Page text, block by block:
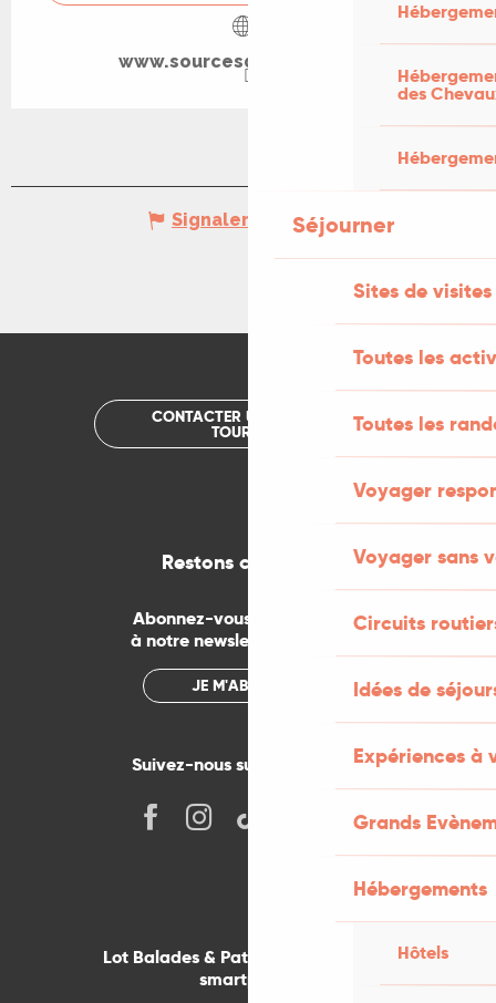
des
Séjourner
Sites de visites
Toutes les
Toutes les
Voyager
Voyager sans
Circuits
Idées de
Expériences à
Grands
Hébergements
Hôtels
www.sourcesdesagesses.fr
Signaler une erreur
CONTACTER UN OFFICE DE
TOURISME
Restons connectés
Abonnez-vous gratuitement
à notre newsletter mensuelle
JE M'ABONNE
Suivez-nous sur les réseaux !
Lot Balades & Patrimoines sur votre
smartphone